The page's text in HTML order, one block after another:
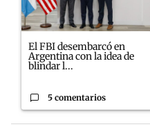
El FBI desembarcó en
Argentina con la idea de
blindar l...
5 comentarios